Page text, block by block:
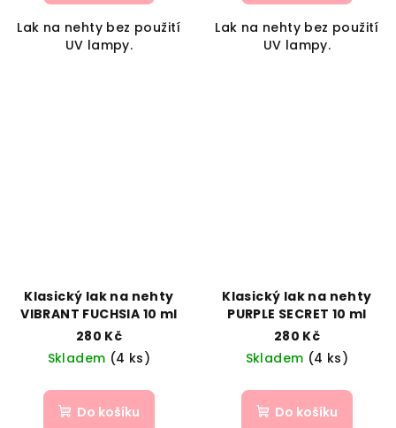
Lak na nehty bez použití
UV lampy.
Lak na nehty bez použití
UV lampy.
Klasický lak na nehty
VIBRANT FUCHSIA 10 ml
280 Kč
Skladem (4 ks)
Do košíku
Klasický lak na nehty
PURPLE SECRET 10 ml
280 Kč
Skladem (4 ks)
Do košíku